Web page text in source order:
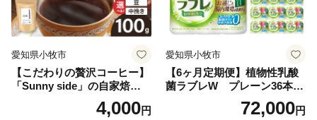
愛知県小牧市
【こだわりの贅沢コーヒー】
「Sunny side」の自家焙煎珈
琲ストロングブレンド（100
4,000円
愛知県小牧市
【6ヶ月定期便】植物性乳酸
菌ラブレW プレーン36本
72,000円